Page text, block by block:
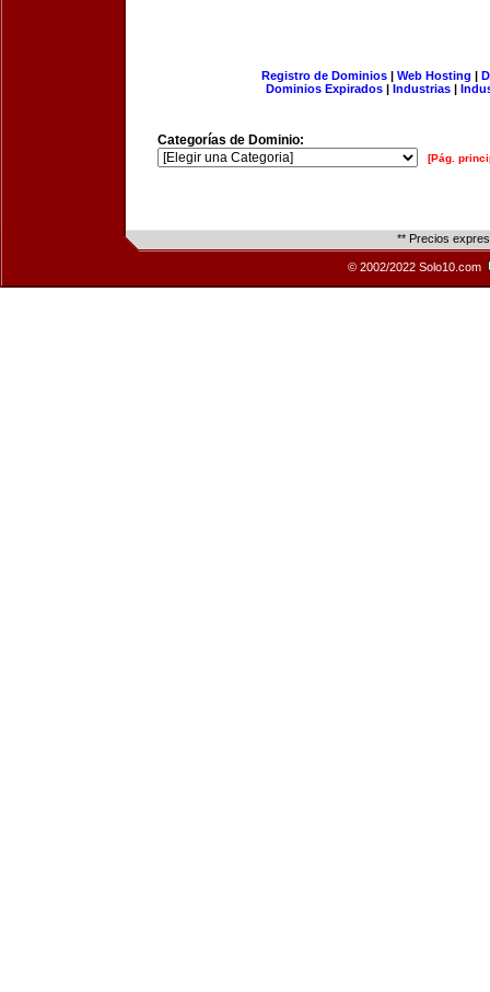
Registro de Dominios| Web Hosting |
Dominios Expirados | Industrias |
Categorías de Dominio:
[Pág.
** Precios
© 2002/2022 Solo10.com